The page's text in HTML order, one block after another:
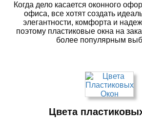
Когда дело касается оконного
офиса, все хотят создать
элегантности, комфорта и
поэтому пластиковые окна на
более популярным
Цвета